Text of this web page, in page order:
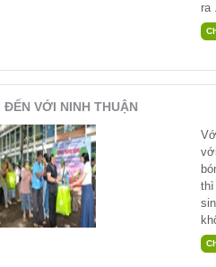
ra .
ĐẾN VỚI NINH THUẬN
thì